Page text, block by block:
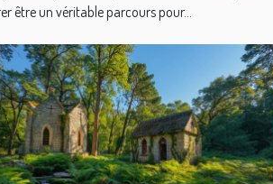
être un véritable parcours pour...